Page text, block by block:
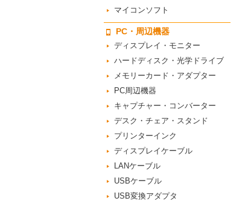
マイコンソフト
PC・周辺機器
ディスプレイ・モニター
ハードディスク・光学ドライブ
メモリーカード・アダプター
PC周辺機器
キャプチャー・コンバーター
デスク・チェア・スタンド
プリンターインク
ディスプレイケーブル
LANケーブル
USBケーブル
USB変換アダプタ